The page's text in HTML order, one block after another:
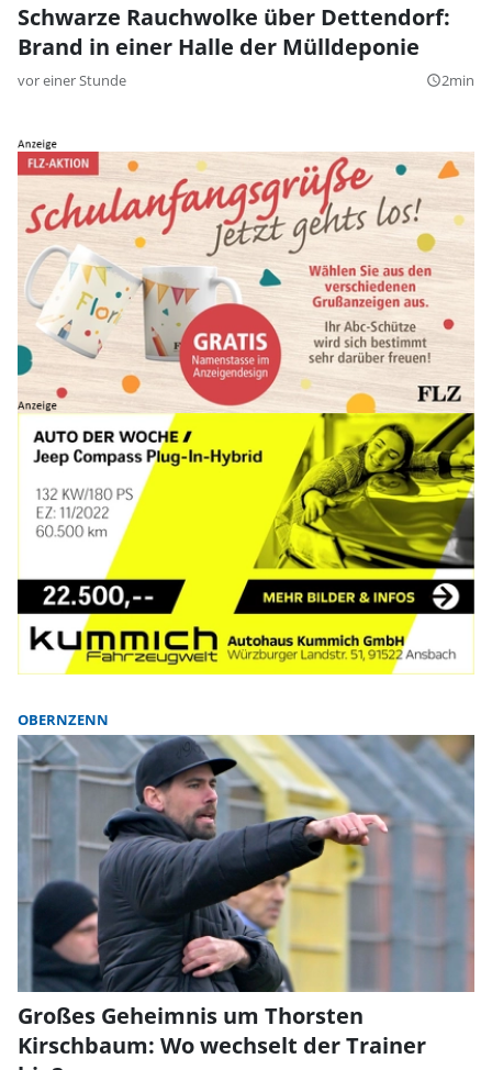
Schwarze Rauchwolke über Dettendorf:
Brand in einer Halle der Mülldeponie
vor einer Stunde query_builder2min
OBERNZENN
Großes Geheimnis um Thorsten
Kirschbaum: Wo wechselt der Trainer